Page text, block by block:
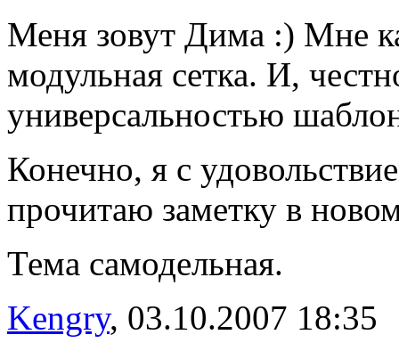
Меня зовут Дима :) Мне
модульная сетка. И,
универсальностью
Конечно, я с
прочитаю заметку в
Тема самодельная.
Kengry, 03.10.2007 18:35